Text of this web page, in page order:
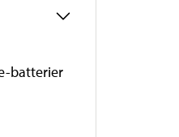
batterier